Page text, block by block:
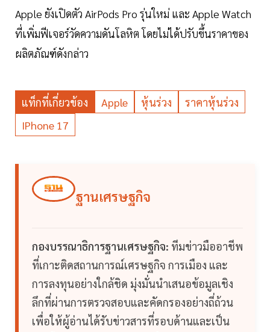
Apple ยังเปิดตัว AirPods Pro รุ่นใหม่ และ Apple Watch
ที่เพิ่มฟีเจอร์วัดความดันโลหิต โดยไม่ได้ปรับขึ้นราคาของ
ผลิตภัณฑ์ดังกล่าว
แท็กที่เกี่ยวข้อง Apple หุ้นร่วง
ราคาหุ้นร่วง
IPhone 17
ฐานเศรษฐกิจ
กองบรรณาธิการฐานเศรษฐกิจ: ทีมข่าวมืออาชีพ
ที่เกาะติดสถานการณ์เศรษฐกิจ การเมือง และ
การลงทุนอย่างใกล้ชิด มุ่งมั่นนำเสนอข้อมูลเชิง
ลึกที่ผ่านการตรวจสอบและคัดกรองอย่างถี่ถ้วน
เพื่อให้ผู้อ่านได้รับข่าวสารที่รอบด้านและเป็น